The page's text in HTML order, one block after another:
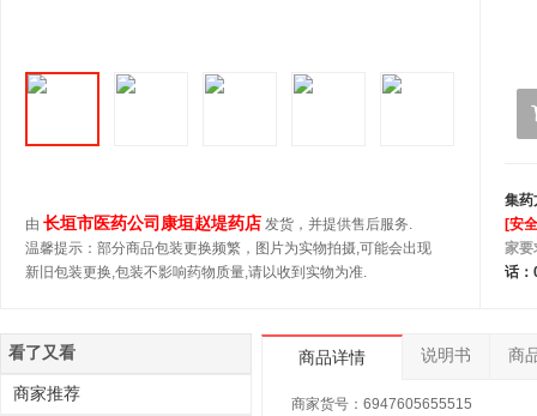
由 长垣市医药公司康垣赵堤药店 发货，并提供售后服务.
温馨提示：部分商品包装更换频繁，图片为实物拍摄,可能会出现
新旧包装更换,包装不影响药物质量,请以收到实物为准.
集药
[安
家要
话
商品详情 说明书 商
商家货号：6947605655515
看了又看
商家推荐